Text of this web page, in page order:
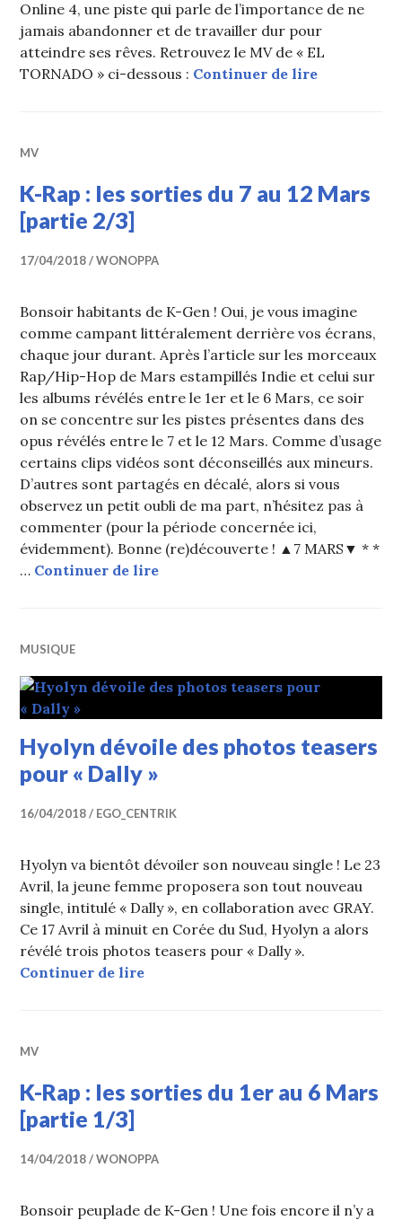
Online 4, une piste qui parle de l’importance de ne
jamais abandonner et de travailler dur pour
atteindre ses rêves. Retrouvez le MV de « EL
TORNADO » ci-dessous : Continuer de lireJay Park et
MV
K-Rap : les sorties du 7 au 12 Mars
[partie 2/3]
17/04/2018 WONOPPA
Bonsoir habitants de K-Gen ! Oui, je vous imagine
comme campant littéralement derrière vos écrans,
chaque jour durant. Après l’article sur les morceaux
Rap/Hip-Hop de Mars estampillés Indie et celui sur
les albums révélés entre le 1er et le 6 Mars, ce soir
on se concentre sur les pistes présentes dans des
opus révélés entre le 7 et le 12 Mars. Comme d’usage
certains clips vidéos sont déconseillés aux mineurs.
D’autres sont partagés en décalé, alors si vous
observez un petit oubli de ma part, n’hésitez pas à
commenter (pour la période concernée ici,
évidemment). Bonne (re)découverte ! ▲7 MARS▼ * *
… Continuer de lireK-Rap : les sorties du 7 au 12
MUSIQUE
Hyolyn dévoile des photos teasers
pour « Dally »
16/04/2018 EGO_CENTRIK
Hyolyn va bientôt dévoiler son nouveau single ! Le 23
Avril, la jeune femme proposera son tout nouveau
single, intitulé « Dally », en collaboration avec GRAY.
Ce 17 Avril à minuit en Corée du Sud, Hyolyn a alors
révélé trois photos teasers pour « Dally ».
Continuer de lireHyolyn dévoile des photos teasers
MV
K-Rap : les sorties du 1er au 6 Mars
[partie 1/3]
14/04/2018 WONOPPA
Bonsoir peuplade de K-Gen ! Une fois encore il n’y a